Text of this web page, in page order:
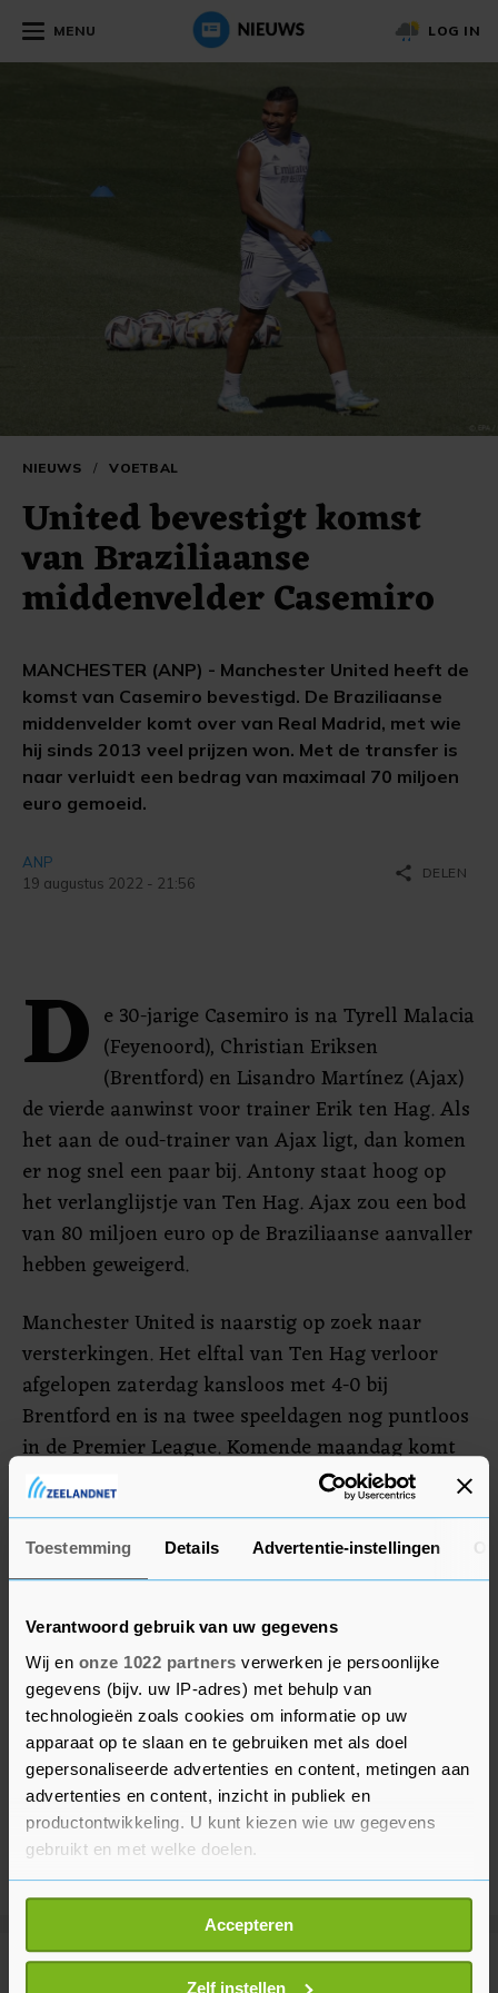
Toestemming Details Advertentie-instellingen
Verantwoord gebruik van uw gegevens
Wij en onze 1022 partners verwerken je persoonlijke
gegevens (bijv. uw IP-adres) met behulp van
technologieën zoals cookies om informatie op uw
apparaat op te slaan en te gebruiken met als doel
gepersonaliseerde advertenties en content, metingen aan
advertenties en content, inzicht in publiek en
productontwikkeling. U kunt kiezen wie uw gegevens
gebruikt en met welke doelen.
Als u het toestaat, willen we ook graag:
Informatie verzamelen over uw geografische
locatie, die tot een paar meter nauwkeurig kan zijn
Uw apparaat identificeren door het actief te
Accepteren
Zelf instellen
MENU LOG IN
NIEUWS / VOETBAL
United bevestigt komst
van Braziliaanse
middenvelder Casemiro
MANCHESTER (ANP) - Manchester United heeft de
komst van Casemiro bevestigd. De Braziliaanse
middenvelder komt over van Real Madrid, met wie
hij sinds 2013 veel prijzen won. Met de transfer is
naar verluidt een bedrag van maximaal 70 miljoen
euro gemoeid.
ANP
19 augustus 2022 - 21:56
share DELEN
D e 30-jarige Casemiro is na Tyrell Malacia
(Feyenoord), Christian Eriksen
(Brentford) en Lisandro Martínez (Ajax)
de vierde aanwinst voor trainer Erik ten Hag. Als
het aan de oud-trainer van Ajax ligt, dan komen
er nog snel een paar bij. Antony staat hoog op
het verlanglijstje van Ten Hag. Ajax zou een bod
van 80 miljoen euro op de Braziliaanse aanvaller
hebben geweigerd.
Manchester United is naarstig op zoek naar
versterkingen. Het elftal van Ten Hag verloor
afgelopen zaterdag kansloos met 4-0 bij
Brentford en is na twee speeldagen nog puntloos
in de Premier League. Komende maandag komt
Liverpool op bezoek op Old Trafford.